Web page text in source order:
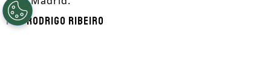
PorRodrigo Ribeiro